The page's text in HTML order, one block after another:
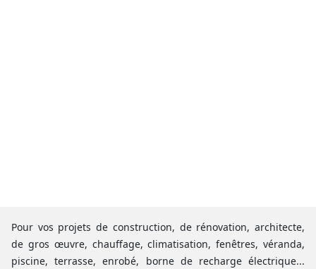
Pour vos projets de construction, de rénovation, architecte,
de gros œuvre, chauffage, climatisation, fenêtres, véranda,
piscine, terrasse, enrobé, borne de recharge électrique...